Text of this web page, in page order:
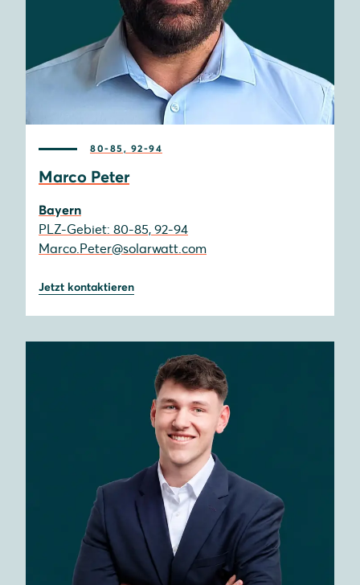
80-85, 92-94
Marco Peter
Bayern
PLZ-Gebiet: 80-85, 92-94
Marco.Peter@solarwatt.com
Jetzt kontaktieren